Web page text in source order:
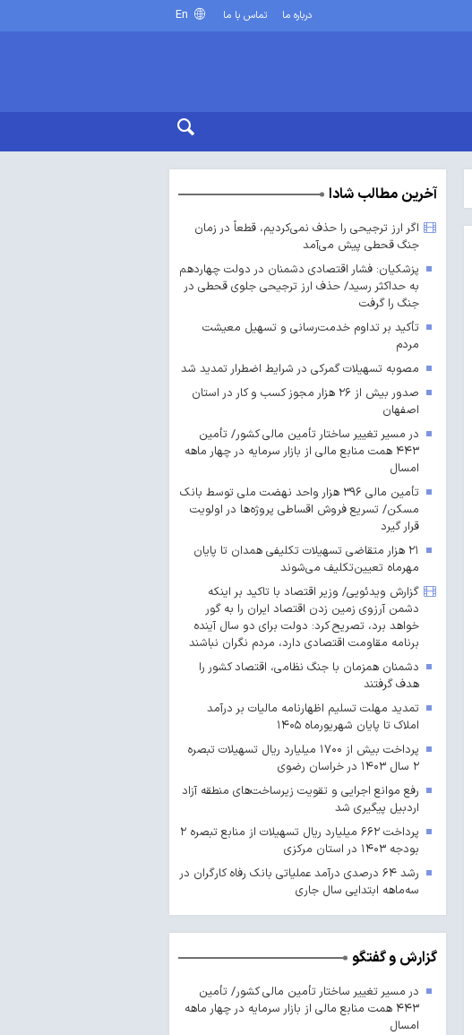
درباره ما تماس با ما
آخرین مطالب شادا
اگر ارز ترجیحی را حذف نمی‌کردیم، قطعاً در زمان
جنگ قحطی پیش می‌آمد
پزشکیان: فشار اقتصادی دشمنان در دولت چهاردهم
به حداکثر رسید/ حذف ارز ترجیحی جلوی قحطی در
جنگ را گرفت
تأکید بر تداوم خدمت‌رسانی و تسهیل معیشت
مردم
مصوبه تسهیلات گمرکی در شرایط اضطرار تمدید شد
صدور بیش از ۲۶ هزار مجوز کسب‌ و کار در استان
اصفهان
در مسیر تغییر ساختار تأمین مالی کشور/ تأمین
۴۴۳ همت منابع مالی از بازار سرمایه در چهار ماهه
امسال
تأمین مالی ۳۹۶ هزار واحد نهضت ملی توسط بانک
مسکن/ تسریع فروش اقساطی پروژه‌ها در اولویت
قرار گیرد
۲۱ هزار متقاضی تسهیلات تکلیفی همدان تا پایان
مهرماه تعیین‌تکلیف می‌شوند
گزارش ویدئویی/ وزیر اقتصاد با تاکید بر اینکه
دشمن آرزوی زمین زدن اقتصاد ایران را به گور
خواهد برد، تصریح کرد: دولت برای دو سال آینده
برنامه مقاومت اقتصادی دارد، مردم نگران نباشند
دشمنان همزمان با جنگ نظامی، اقتصاد کشور را
هدف گرفتند
تمدید مهلت تسلیم اظهارنامه مالیات بر درآمد
املاک تا پایان شهریورماه ۱۴۰۵
پرداخت بیش از ۱۷۰۰ میلیارد ریال تسهیلات تبصره
۲ سال ۱۴۰۳ در خراسان رضوی
رفع موانع اجرایی و تقویت زیرساخت‌های منطقه آزاد
اردبیل پیگیری شد
پرداخت ۶۶۲ میلیارد ریال تسهیلات از منابع تبصره ۲
بودجه ۱۴۰۳ در استان مرکزی
رشد ۶۴ درصدی درآمد عملیاتی بانک رفاه کارگران در
سه‌ماهه ابتدایی سال جاری
گزارش و گفتگو
در مسیر تغییر ساختار تأمین مالی کشور/ تأمین
۴۴۳ همت منابع مالی از بازار سرمایه در چهار ماهه
امسال